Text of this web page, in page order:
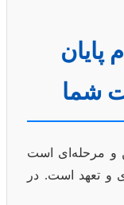
پایان
شما
و مرحله‌ای است
و تعهد است. در